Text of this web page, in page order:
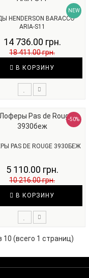
NEW
HENDERSON BARACCO
ARIA-S11
14 736.00 грн.
18 411.00 грн.
В КОРЗИНУ
-50%
PAS DE ROUGE 3930БЕЖ
5 110.00 грн.
10 216.00 грн.
В КОРЗИНУ
10 (всего 1 страниц)